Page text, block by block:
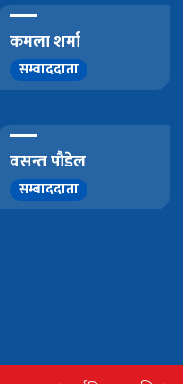
कमला शर्मा
सम्वाददाता
वसन्त पौडेल
सम्बाददाता